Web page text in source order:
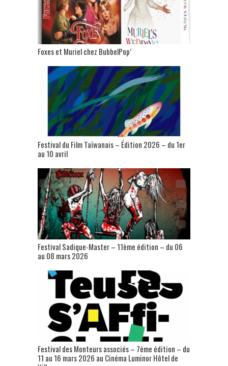
Foxes et Muriel chez BubbelPop’
Festival du Film Taïwanais – Édition 2026 – du 1er
au 10 avril
Festival Sadique-Master – 11ème édition – du 06
au 08 mars 2026
Festival des Monteurs associés – 7ème édition – du
11 au 16 mars 2026 au Cinéma Luminor Hôtel de